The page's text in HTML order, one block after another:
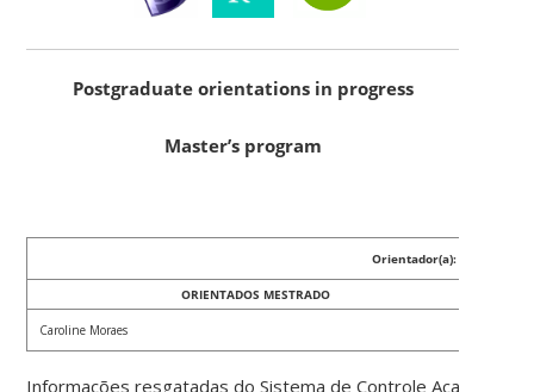
Postgraduate orientations in progress
Master’s program
Orientador(a): Amanda
ORIENTADOS MESTRADO
Caroline Moraes
Informações resgatadas do Sistema de Controle Acadêmico